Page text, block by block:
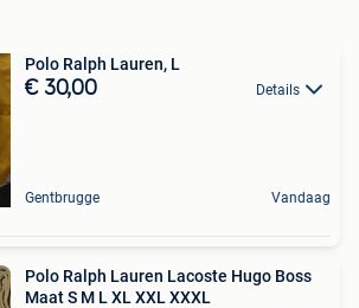
Polo Ralph Lauren, L
€ 30,00 Details
Gentbrugge Vandaag
Polo Ralph Lauren Lacoste Hugo Boss
Maat S M L XL XXL XXXL